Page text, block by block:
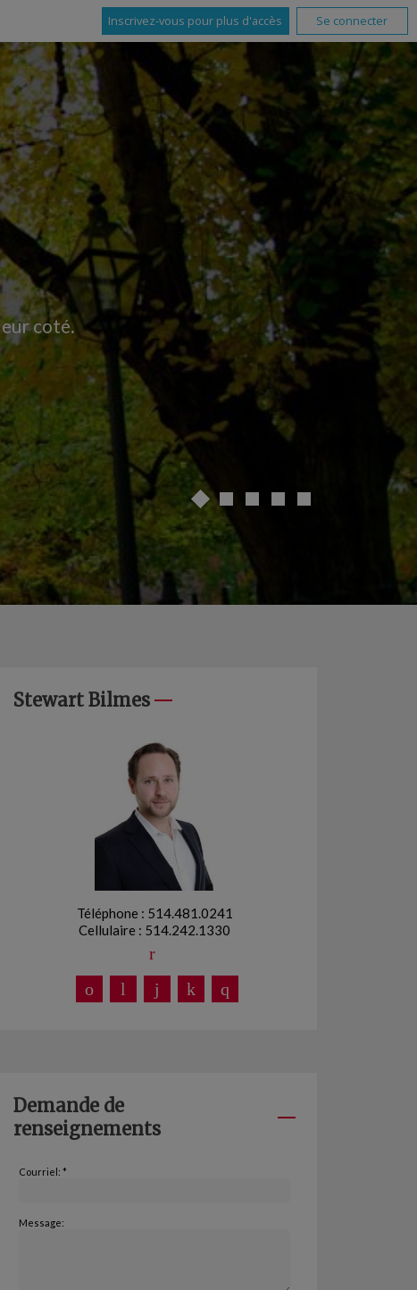
Inscrivez-vous pour plus d'accès Se connecter
coté.
Stewart Bilmes
Téléphone : 514.481.0241
Cellulaire : 514.242.1330
Demande de
renseignements
Courriel: *
Message: